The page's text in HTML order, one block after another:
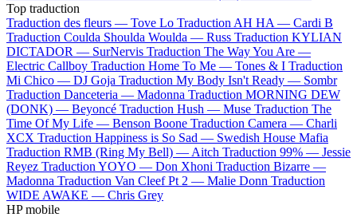
Top traduction
Traduction des fleurs — Tove Lo Traduction AH HA — Cardi B
Traduction Coulda Shoulda Woulda — Russ Traduction KYLIAN
DICTADOR — SurNervis Traduction The Way You Are —
Electric Callboy Traduction Home To Me — Tones & I Traduction
Mi Chico — DJ Goja Traduction My Body Isn't Ready — Sombr
Traduction Danceteria — Madonna Traduction MORNING DEW
(DONK) — Beyoncé Traduction Hush — Muse Traduction The
Time Of My Life — Benson Boone Traduction Camera — Charli
XCX Traduction Happiness is So Sad — Swedish House Mafia
Traduction RMB (Ring My Bell) — Aitch Traduction 99% — Jessie
Reyez Traduction YOYO — Don Xhoni Traduction Bizarre —
Madonna Traduction Van Cleef Pt 2 — Malie Donn Traduction
WIDE AWAKE — Chris Grey
HP mobile